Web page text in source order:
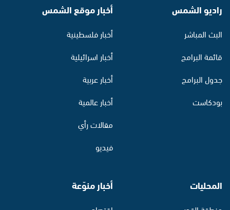
راديو الشمس
البث المباشر
قائمة البرامج
جدول البرامج
بودكاست
أخبار موقع الشمس
أخبار فلسطينية
أخبار اسرائيلية
أخبار عربية
أخبار عالمية
مقالات رأي
فيديو
المحليات أخبار منوّعة